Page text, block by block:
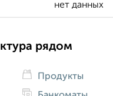
нет данных
рядом
Продукты